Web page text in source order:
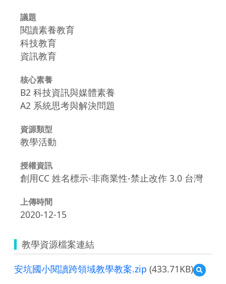
議題
閱讀素養教育
科技教育
資訊教育
核心素養
B2 科技資訊與媒體素養
A2 系統思考與解決問題
資源類型
教學活動
授權資訊
創用CC 姓名標示-非商業性-禁止改作 3.0 台灣
上傳時間
2020-12-15
教學資源檔案連結
安坑國小閱讀跨領域教學教案.zip (433.71KB)
預
覽